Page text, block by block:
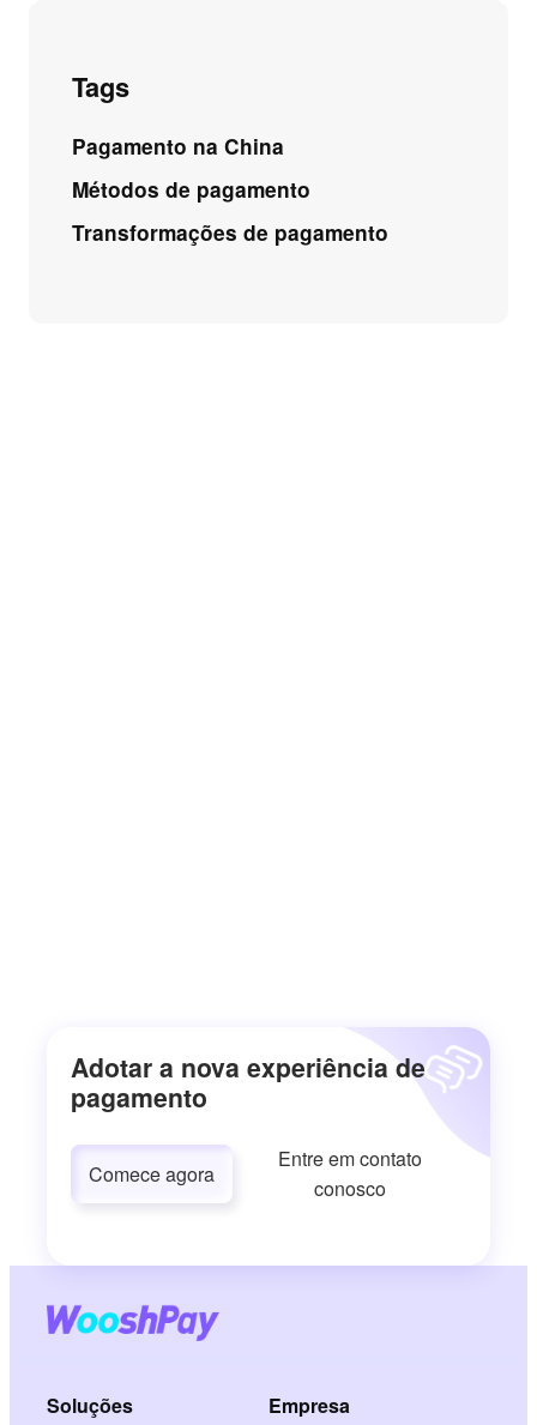
Tags
Pagamento na China
Métodos de pagamento
Transformações de pagamento
Adotar a nova experiência de
pagamento
Comece agora
Entre em contato
conosco
Soluções Empresa